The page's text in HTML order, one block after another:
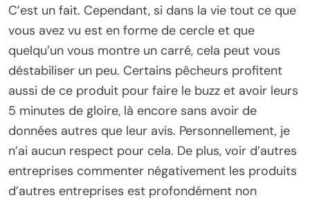
C’est un fait. Cependant, si dans la vie tout ce que
vous avez vu est en forme de cercle et que
quelqu’un vous montre un carré, cela peut vous
déstabiliser un peu. Certains pêcheurs profitent
aussi de ce produit pour faire le buzz et avoir leurs
5 minutes de gloire, là encore sans avoir de
données autres que leur avis. Personnellement, je
n’ai aucun respect pour cela. De plus, voir d’autres
entreprises commenter négativement les produits
d’autres entreprises est profondément non